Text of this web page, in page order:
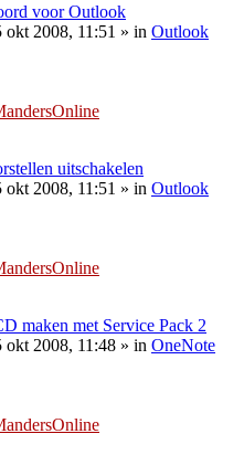
voor Outlook
okt 2008, 11:51 » in Outlook
uitschakelen
okt 2008, 11:51 » in Outlook
maken met Service Pack 2
okt 2008, 11:48 » in OneNote